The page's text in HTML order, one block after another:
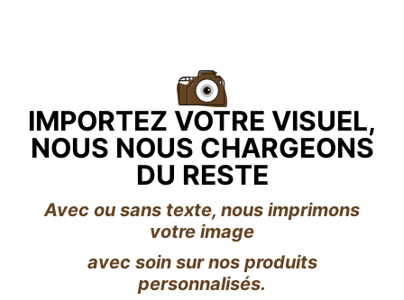
IMPORTEZ VOTRE VISUEL,
NOUS NOUS CHARGEONS
DU RESTE
Avec ou sans texte, nous imprimons
votre image
avec soin sur nos produits
personnalisés.